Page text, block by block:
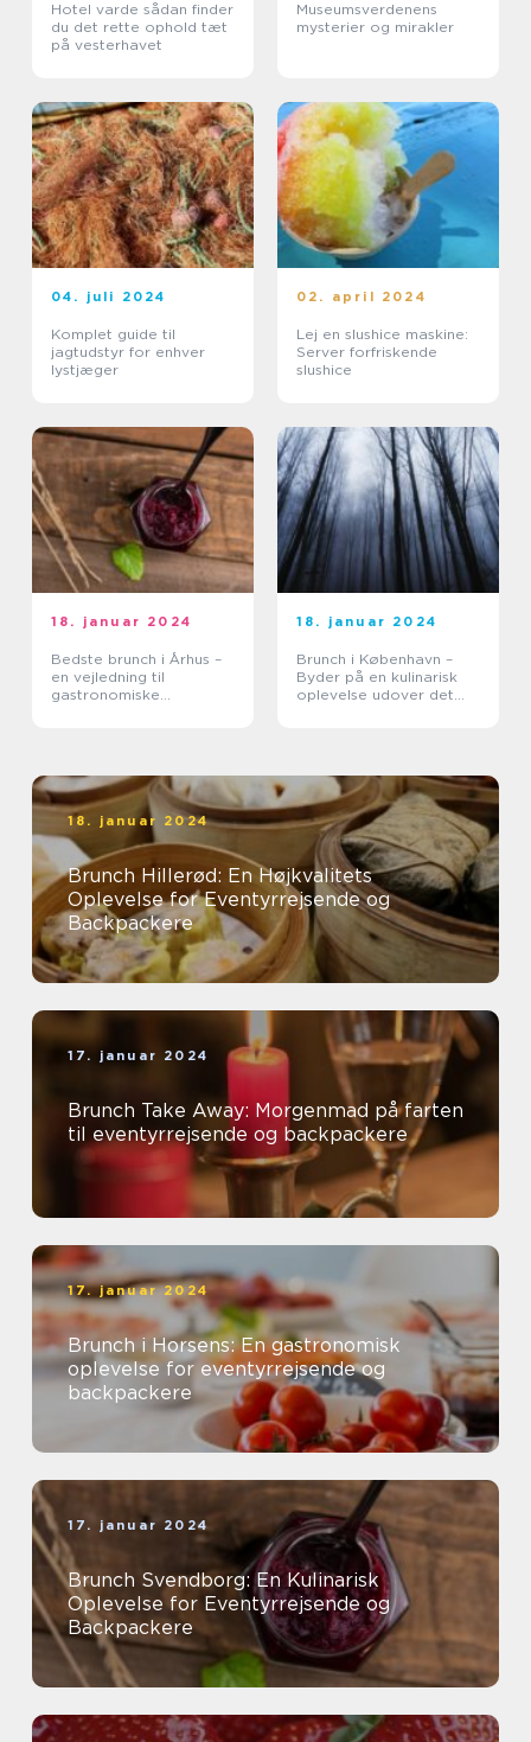
Hotel varde sådan finder
du det rette ophold tæt
på vesterhavet
Museumsverdenens
mysterier og mirakler
04. juli 2024
Komplet guide til
jagtudstyr for enhver
lystjæger
02. april 2024
Lej en slushice maskine:
Server forfriskende
slushice
18. januar 2024
Bedste brunch i Århus –
en vejledning til
gastronomiske
18. januar 2024
Brunch i København –
Byder på en kulinarisk
oplevelse udover det
18. januar 2024
Brunch Hillerød: En Højkvalitets
Oplevelse for Eventyrrejsende og
Backpackere
17. januar 2024
Brunch Take Away: Morgenmad på farten
til eventyrrejsende og backpackere
17. januar 2024
Brunch i Horsens: En gastronomisk
oplevelse for eventyrrejsende og
backpackere
17. januar 2024
Brunch Svendborg: En Kulinarisk
Oplevelse for Eventyrrejsende og
Backpackere